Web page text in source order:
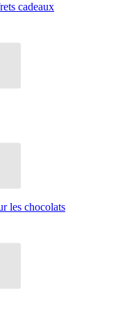
cadeaux
les chocolats